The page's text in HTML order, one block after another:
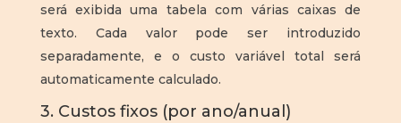
será exibida uma tabela com várias caixas de
texto. Cada valor pode ser introduzido
separadamente, e o custo variável total será
automaticamente calculado.
3. Custos fixos (por ano/anual)